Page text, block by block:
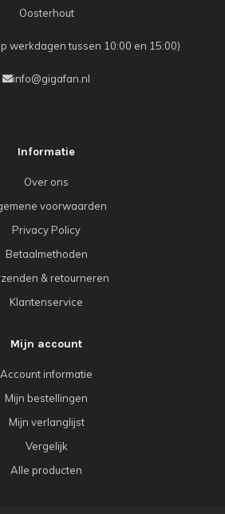
Oosterhout
werkdagen tussen 10:00 en 15:00)
info@gigafan.nl
Informatie
Over ons
voorwaarden
Privacy Policy
Betaalmethoden
& retourneren
Klantenservice
Mijn account
Account informatie
Mijn bestellingen
Mijn verlanglijst
Vergelijk
Alle producten